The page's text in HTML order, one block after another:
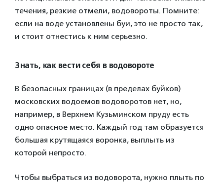
течения, резкие отмели, водовороты. Помните:
если на воде установлены буи, это не просто так,
и стоит отнестись к ним серьезно.
Знать, как вести себя в водовороте
В безопасных границах (в пределах буйков)
московских водоемов водоворотов нет, но,
например, в Верхнем Кузьминском пруду есть
одно опасное место. Каждый год там образуется
большая крутящаяся воронка, выплыть из
которой непросто.
Чтобы выбраться из водоворота, нужно плыть по